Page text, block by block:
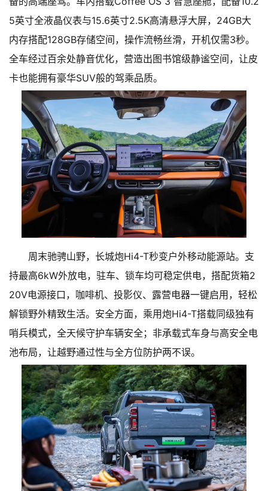
5英寸全液晶仪表与15.6英寸2.5K高清悬浮大屏，24GB大
内存搭配128GB存储空间，操作流畅丝滑，开机仅需3秒。
全车经过百余处静音优化，营造出图书馆级静谧空间，让皮
卡也能拥有豪华SUV般的驾乘品质。
周末驰骋山野，长城炮Hi4-T秒变户外移动能源站。支
持最高6kW外放电，驻车、锁车均可稳定供电，搭配货箱2
20V电源接口，咖啡机、投影仪、露营电器一键启用，轻松
解锁野外精致生活。安全方面，乘用炮Hi4-T搭载同级独有
哨兵模式，全天候守护车辆安全；非承载式车身与高安全电
池布局，让越野通过性与全方位防护两不误。